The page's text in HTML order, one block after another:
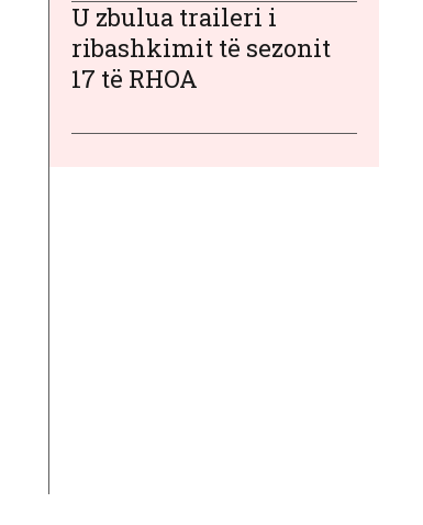
U zbulua traileri i
ribashkimit të sezonit
17 të RHOA